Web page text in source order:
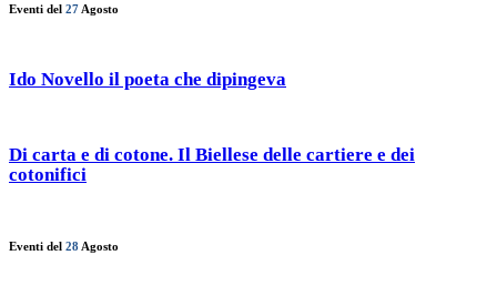
Eventi del 27 Agosto
Ido Novello il poeta che dipingeva
Di carta e di cotone. Il Biellese delle cartiere e dei
cotonifici
Eventi del 28 Agosto